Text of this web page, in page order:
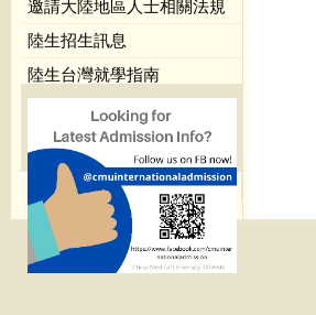
邀請大陸地區人士相關法規
陸生招生訊息
陸生台灣就學指南